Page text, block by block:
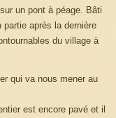
un pont à péage. Bâti
partie après la dernière
du village à
qui va nous mener au
est encore pavé et il